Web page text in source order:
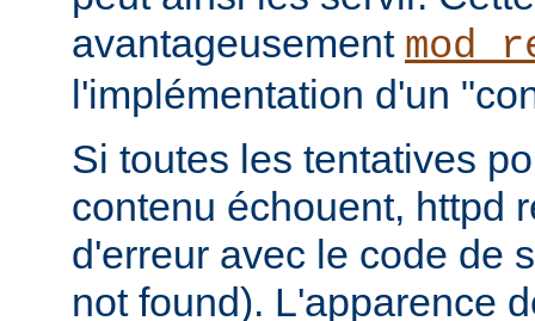
avantageusement
l'implémentation d'un
Si toutes les tentatives
contenu échouent, httpd
d'erreur avec le code de
not found). L'apparence